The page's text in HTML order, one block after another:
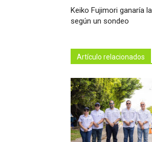
Keiko Fujimori ganaría
según un sondeo
Artículo relacionados